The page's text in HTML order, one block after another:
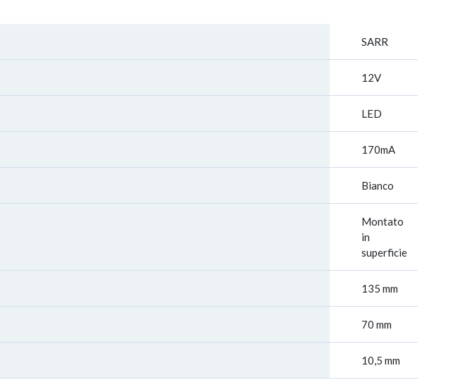
SARR
12V
LED
170mA
Bianco
Montato
in
superficie
135 mm
70 mm
10,5 mm